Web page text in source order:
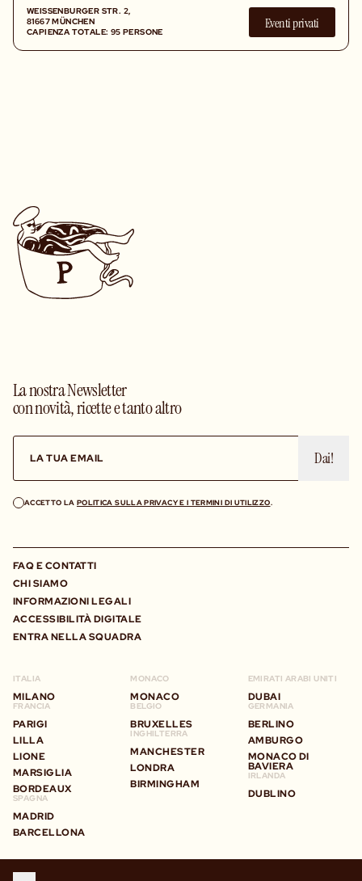
WEISSENBURGER STR. 2, 8
1667 MÜNCHEN
CAPIENZA TOTALE: 95 PERSONE
Eventi privati
La nostra Newsletter
con novità, ricette e tanto altro
Dai!
ACCETTO LA POLITICA SULLA PRIVACY E I TERMINI DI UTILIZZO.
FAQ E CONTATTI
CHI SIAMO
INFORMAZIONI LEGALI
ACCESSIBILITÀ DIGITALE
ENTRA NELLA SQUADRA
ITALIA
MILANO
FRANCIA
PARIGI
LILLA
LIONE
MARSIGLIA
BORDEAUX
SPAGNA
MADRID
BARCELLONA
MONACO
MONACO
BELGIO
BRUXELLES
INGHILTERRA
MANCHESTER
LONDRA
BIRMINGHAM
EMIRATI ARABI UNITI
DUBAI
GERMANIA
BERLINO
AMBURGO
MONACO DI
BAVIERA
IRLANDA
DUBLINO